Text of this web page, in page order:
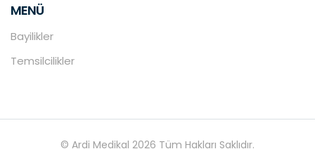
MENÜ
Bayilikler
Temsilcilikler
© Ardi Medikal 2026 Tüm Hakları Saklıdır.